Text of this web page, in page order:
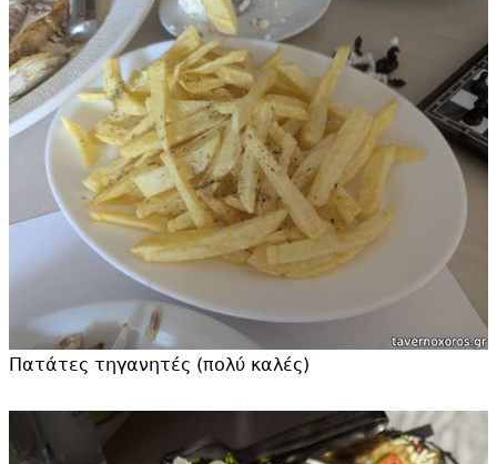
Πατάτες τηγανητές (πολύ καλές)